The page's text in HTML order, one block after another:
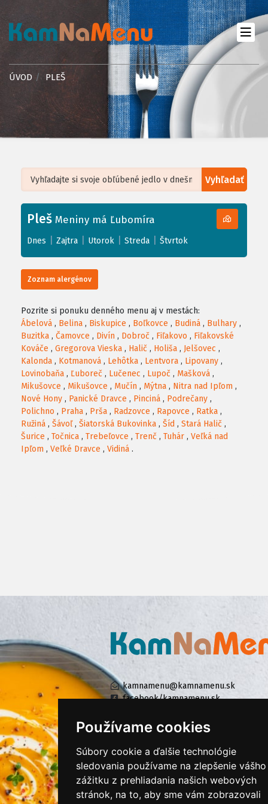
Používame cookies
Súbory cookie a ďalšie technológie
sledovania používame na zlepšenie vášho
zážitku z prehliadania našich webových
stránok, na to, aby sme vám zobrazovali
ÚVOD PLEŠ
Vyhľadať
+
−
Leaflet| ©OpenStreetMap, Tiles courtesy ofHumanitarian OpenStreetMap
Pleš Meniny má Ľubomíra
Dnes Zajtra Utorok Streda Štvrtok
Zoznam alergénov
Pozrite si ponuku denného menu aj v mestách:
Ábelová , Belina , Biskupice , Boľkovce , Budiná , Bulhary ,
Buzitka , Čamovce , Divín , Dobroč , Fiľakovo , Fiľakovské
Kováče , Gregorova Vieska , Halič , Holiša , Jelšovec ,
Kalonda , Kotmanová , Lehôtka , Lentvora , Lipovany ,
Lovinobaňa , Ľuboreč , Lučenec , Lupoč , Mašková ,
Mikušovce , Mikušovce , Mučín , Mýtna , Nitra nad Ipľom ,
Nové Hony , Panické Dravce , Pinciná , Podrečany ,
Polichno , Praha , Prša , Radzovce , Rapovce , Ratka ,
Ružiná , Šávoľ, Šiatorská Bukovinka , Šíd , Stará Halič ,
Šurice , Točnica , Trebeľovce , Trenč , Tuhár , Veľká nad
Ipľom , Veľké Dravce , Vidiná .
kamnamenu@kamnamenu.sk
facebook/kamnamenu.sk
KONTAKTUJTE NÁS
PRIHLÁSIŤ SA DO ZÁKAZNÍCKEJ ZÓNY